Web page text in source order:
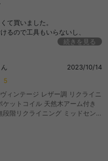
しゃれ おすすめ 安い
て買いました。
るので工具もいらないし、
、
思いました。
続きを見る
ん
2023/10/14
5
ィンテージ レザー調 リクライニ
ケットコイル 天然木アーム付き
段階リクライニング ミッドセン